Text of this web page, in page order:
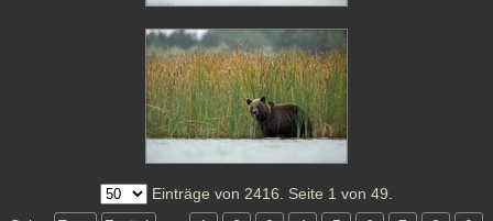
Einträge von 2416. Seite 1 von 49.